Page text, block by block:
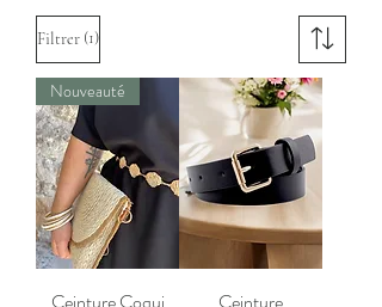
Filtrer (1)
Nouveauté
Ceinture Coqui Ceinture